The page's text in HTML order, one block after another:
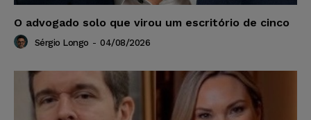
O advogado solo que virou um escritório de cinco
Sérgio Longo - 04/08/2026